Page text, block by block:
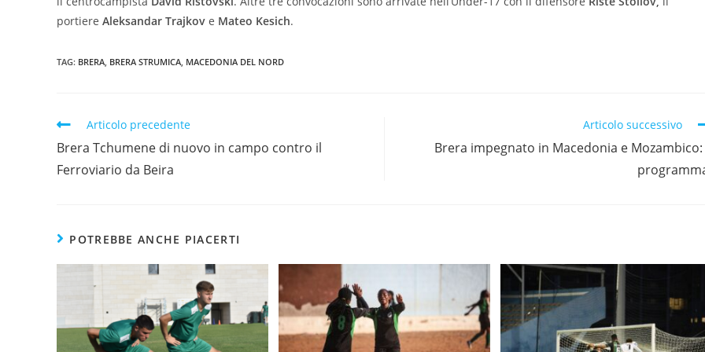
portiere Aleksandar Trajkov e Mateo Kesich.
TAG: BRERA, BRERA STRUMICA, MACEDONIA DEL NORD
Articolo precedente
Brera Tchumene di nuovo in campo contro il
Ferroviario da Beira
Articolo successivo
Brera impegnato in Macedonia e
POTREBBE ANCHE PIACERTI